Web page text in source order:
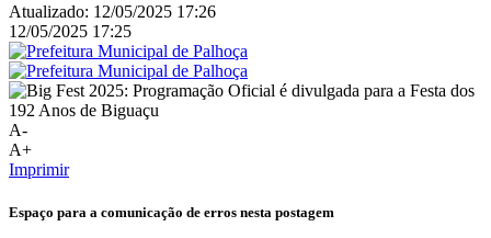
Atualizado: 12/05/2025 17:26
12/05/2025 17:25
A-
A+
Imprimir
Espaço para a comunicação de erros nesta postagem